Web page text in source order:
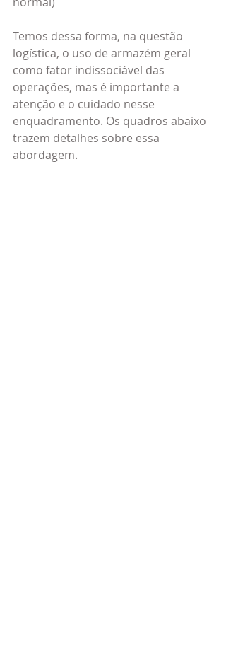
Temos dessa forma, na questão
logística, o uso de armazém geral
como fator indissociável das
operações, mas é importante a
atenção e o cuidado nesse
enquadramento. Os quadros abaixo
trazem detalhes sobre essa
abordagem.